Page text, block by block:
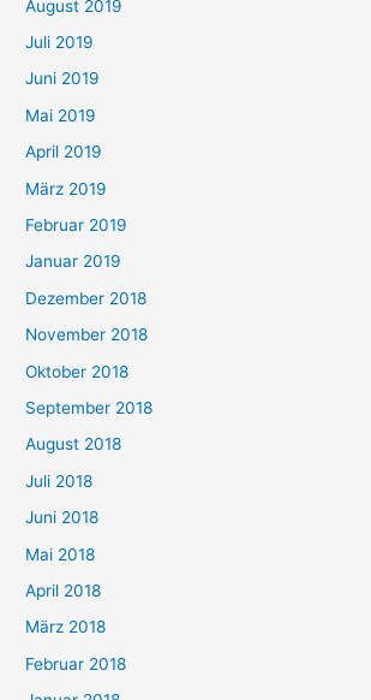
August 2019
Juli 2019
Juni 2019
Mai 2019
April 2019
März 2019
Februar 2019
Januar 2019
Dezember 2018
November 2018
Oktober 2018
September 2018
August 2018
Juli 2018
Juni 2018
Mai 2018
April 2018
März 2018
Februar 2018